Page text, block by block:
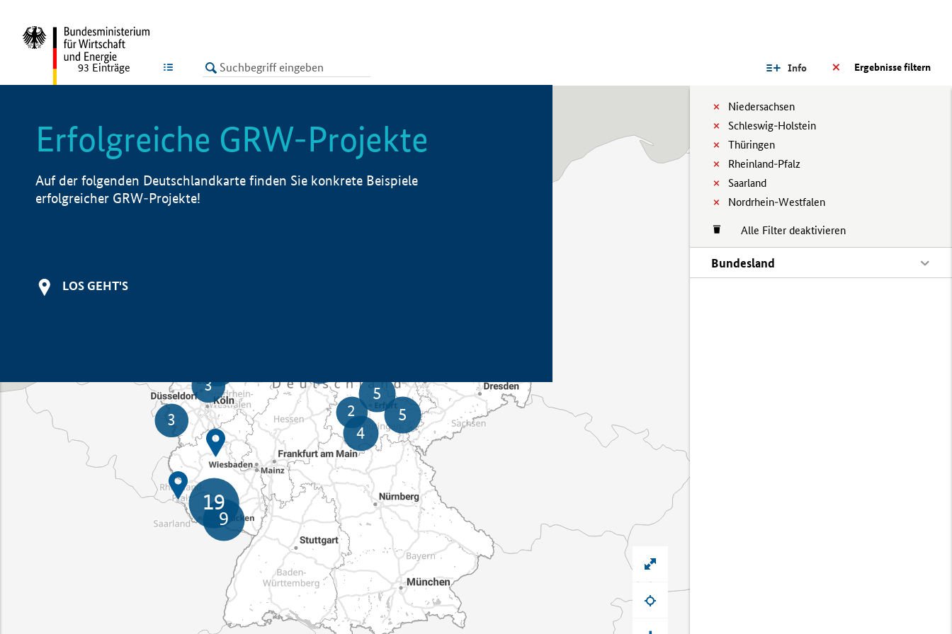
LISTE Ergebnisse filtern
Info
Niedersachsen
Schleswig-Holstein
Thüringen
Rheinland-Pfalz
Saarland
Nordrhein-Westfalen
Alle Filter deaktivieren
Bundesland
93 Einträge
Erfolgreiche GRW-Projekte
Auf der folgenden Deutschlandkarte finden Sie konkrete Beispiele
erfolgreicher GRW-Projekte!
LOS GEHT'S